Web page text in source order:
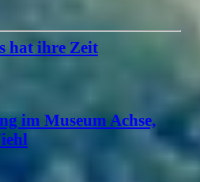
hat ihre Zeit
im Museum Achse,